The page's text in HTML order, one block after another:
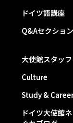
ドイツ語講座
Q&Aセクション
大使館スタッフ
Culture
Study &
ドイツ大使館